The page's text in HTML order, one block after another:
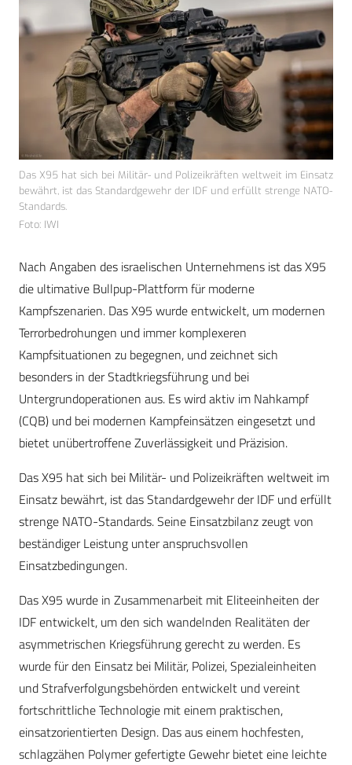
Das X95 hat sich bei Militär- und Polizeikräften weltweit im Einsatz
bewährt, ist das Standardgewehr der IDF und erfüllt strenge NATO-
Standards.
Foto: IWI
Nach Angaben des israelischen Unternehmens ist das X95
die ultimative Bullpup-Plattform für moderne
Kampfszenarien. Das X95 wurde entwickelt, um modernen
Terrorbedrohungen und immer komplexeren
Kampfsituationen zu begegnen, und zeichnet sich
besonders in der Stadtkriegsführung und bei
Untergrundoperationen aus. Es wird aktiv im Nahkampf
(CQB) und bei modernen Kampfeinsätzen eingesetzt und
bietet unübertroffene Zuverlässigkeit und Präzision.
Das X95 hat sich bei Militär- und Polizeikräften weltweit im
Einsatz bewährt, ist das Standardgewehr der IDF und erfüllt
strenge NATO-Standards. Seine Einsatzbilanz zeugt von
beständiger Leistung unter anspruchsvollen
Einsatzbedingungen.
Das X95 wurde in Zusammenarbeit mit Eliteeinheiten der
IDF entwickelt, um den sich wandelnden Realitäten der
asymmetrischen Kriegsführung gerecht zu werden. Es
wurde für den Einsatz bei Militär, Polizei, Spezialeinheiten
und Strafverfolgungsbehörden entwickelt und vereint
fortschrittliche Technologie mit einem praktischen,
einsatzorientierten Design. Das aus einem hochfesten,
schlagzähen Polymer gefertigte Gewehr bietet eine leichte